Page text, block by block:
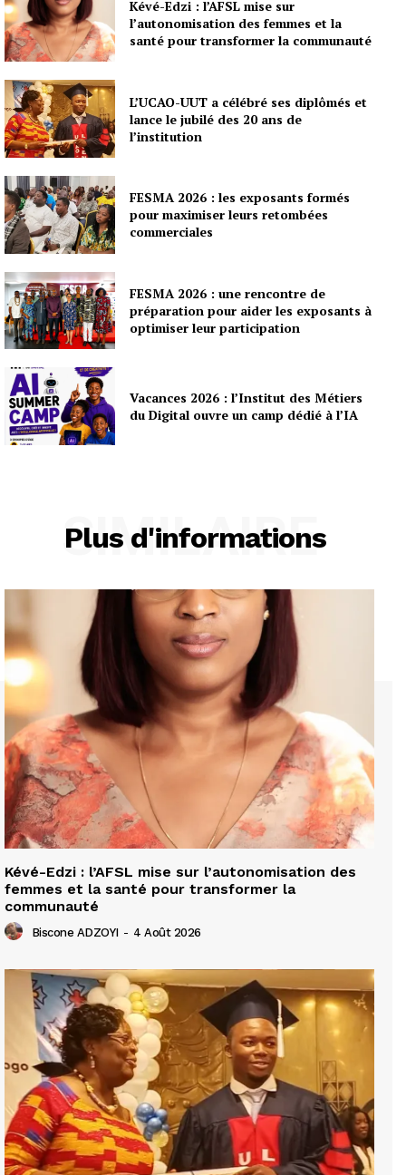
Kévé-Edzi : l’AFSL mise sur
l’autonomisation des femmes et la
santé pour transformer la communauté
L’UCAO-UUT a célébré ses diplômés et
lance le jubilé des 20 ans de
l’institution
FESMA 2026 : les exposants formés
pour maximiser leurs retombées
commerciales
FESMA 2026 : une rencontre de
préparation pour aider les exposants à
optimiser leur participation
Vacances 2026 : l’Institut des Métiers
du Digital ouvre un camp dédié à l’IA
Plus d'informations
SIMILAIRE
Kévé-Edzi : l’AFSL mise sur l’autonomisation des
femmes et la santé pour transformer la
communauté
Biscone ADZOYI - 4 Août 2026